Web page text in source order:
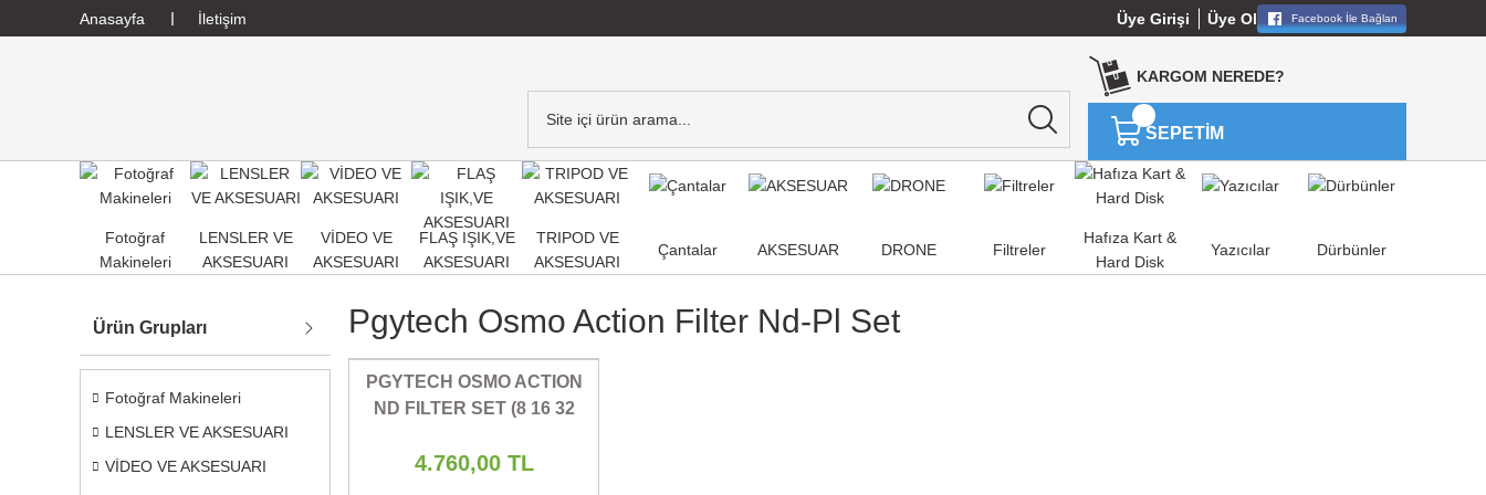
Anasayfa İletişim Üye Girişi Üye Ol Facebook İle Bağlan
KARGOM NEREDE?
SEPETİM
Fotoğraf
Makineleri
LENSLER VE
AKSESUARI
VİDEO VE
AKSESUARI
FLAŞ IŞIK,VE
AKSESUARI
TRIPOD VE
AKSESUARI
Çantalar AKSESUAR DRONE Filtreler
Hafıza Kart &
Hard Disk
Yazıcılar Dürbünler
Ürün Grupları
Fotoğraf Makineleri
LENSLER VE AKSESUARI
VİDEO VE AKSESUARI
Pgytech Osmo Action Filter Nd-Pl Set
PGYTECH OSMO ACTION
ND FILTER SET (8 16 32
4.760,00 TL